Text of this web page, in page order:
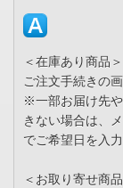
＜在庫あり商品＞
ご注文手続きの
※一部お届け先
きない場合は、
でご希望日を入力
＜お取り寄せ商